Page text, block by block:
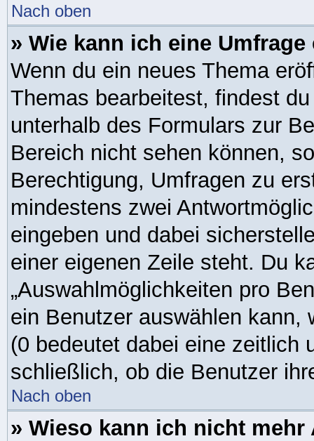
Nach oben
» Wie kann ich eine
Wenn du ein neues Thema
Themas bearbeitest, findest
unterhalb des Formulars zur
Bereich nicht sehen können,
Berechtigung, Umfragen zu
mindestens zwei
eingeben und dabei
einer eigenen Zeile steht. Du
„Auswahlmöglichkeiten pro
ein Benutzer auswählen
(0 bedeutet dabei eine zeitlich
schließlich, ob die Benutzer
Nach oben
» Wieso kann ich nicht